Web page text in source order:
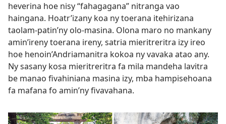
heverina hoe nisy “fahagagana” nitranga vao
haingana. Hoatr’izany koa ny toerana itehirizana
taolam-patin’ny olo-masina. Olona maro no mankany
amin’ireny toerana ireny, satria mieritreritra izy ireo
hoe henoin’Andriamanitra kokoa ny vavaka atao any.
Ny sasany kosa mieritreritra fa mila mandeha lavitra
be manao fivahiniana masina izy, mba hampisehoana
fa mafana fo amin’ny fivavahana.